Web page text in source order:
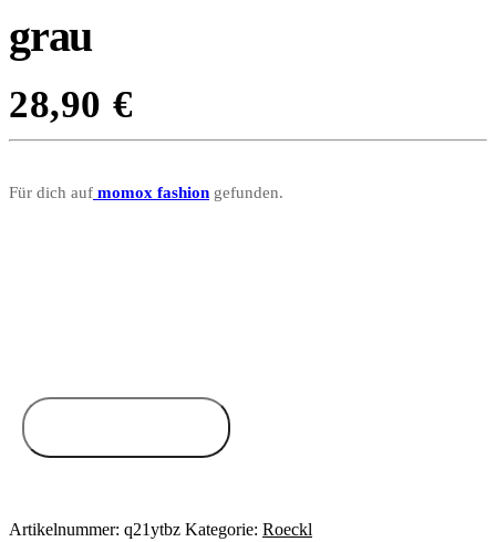
grau
28,90 €
Für dich auf momox fashion gefunden.
Artikelnummer: q21ytbz Kategorie: Roeckl